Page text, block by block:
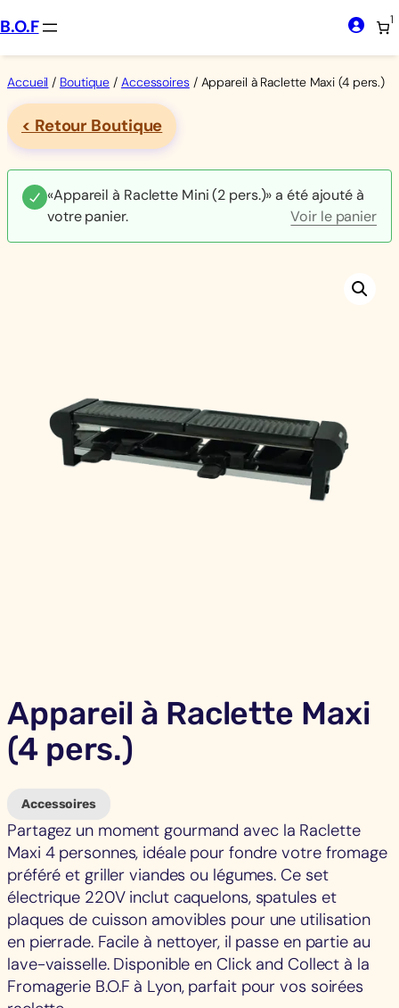
Aller
au
contenu
B.O.F 1
Accueil / Boutique / Accessoires/ Appareil à Raclette Maxi (4 pers.)
< Retour Boutique
«Appareil à Raclette Mini (2 pers.)» a été ajouté à
votre panier.
Voir le panier
Appareil à Raclette Maxi
(4 pers.)
Accessoires
Partagez un moment gourmand avec la Raclette
Maxi 4 personnes, idéale pour fondre votre fromage
préféré et griller viandes ou légumes. Ce set
électrique 220V inclut caquelons, spatules et
plaques de cuisson amovibles pour une utilisation
en pierrade. Facile à nettoyer, il passe en partie au
lave-vaisselle. Disponible en Click and Collect à la
Fromagerie B.O.F à Lyon, parfait pour vos soirées